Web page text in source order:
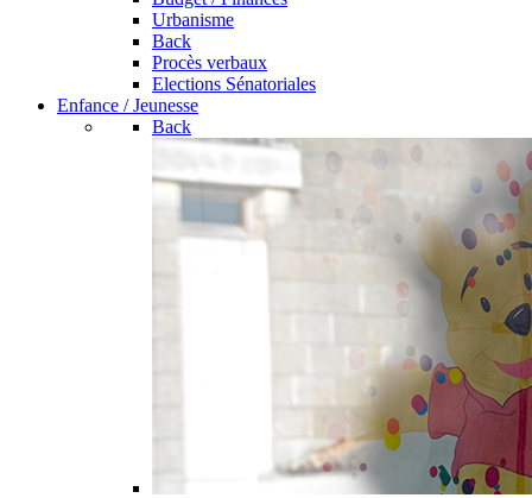
Urbanisme
Back
Procès verbaux
Elections Sénatoriales
Enfance / Jeunesse
Back